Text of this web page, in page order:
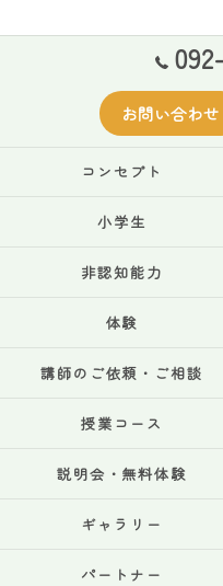
お問い合わせ
コンセプト
小学生
非認知能力
体験
講師のご依頼・ご相談
授業コース
説明会・無料体験
ギャラリー
パートナー